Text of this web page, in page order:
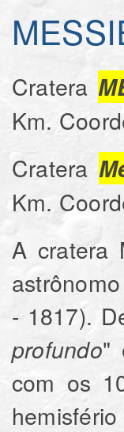
Cratera
Km.
Cratera
Km.
A cratera
- 1817).
profundo"
com os